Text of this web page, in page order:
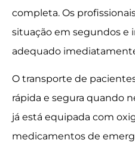
completa. Os
situação em segundos e
adequado
O transporte de
rápida e segura quando
já está equipada com
medicamentos de